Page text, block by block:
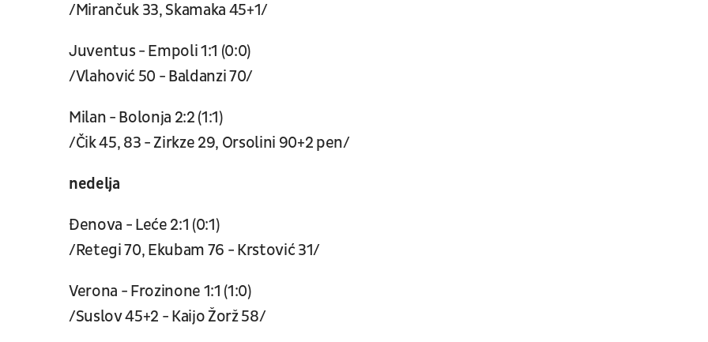
/Mirančuk 33, Skamaka 45+1/
Juventus - Empoli 1:1 (0:0)
/Vlahović 50 - Baldanzi 70/
Milan - Bolonja 2:2 (1:1)
/Čik 45, 83 - Zirkze 29, Orsolini 90+2 pen/
nedelja
Đenova - Leće 2:1 (0:1)
/Retegi 70, Ekubam 76 - Krstović 31/
Verona - Frozinone 1:1 (1:0)
/Suslov 45+2 - Kaijo Žorž 58/